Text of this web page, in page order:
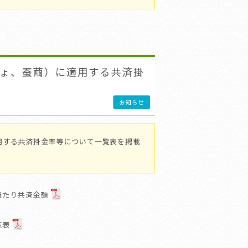
、蚕繭）に適用する共済掛
お知らせ
る共済掛金率等について一覧表を掲載
り共済金額